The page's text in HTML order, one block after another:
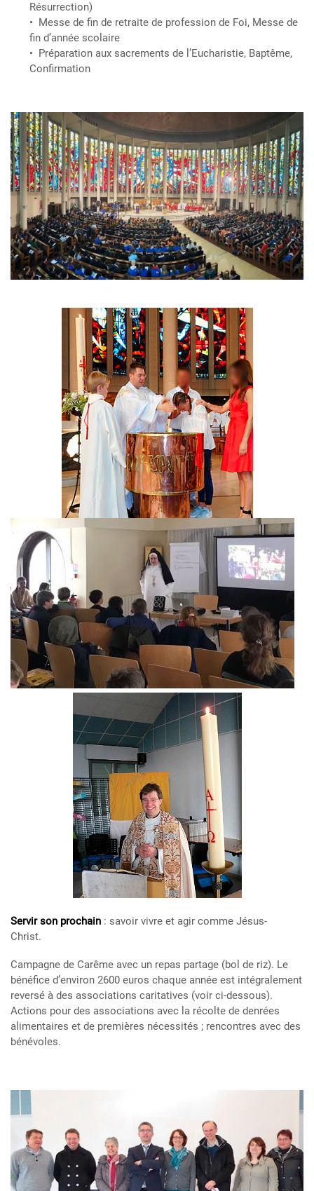
Résurrection)
Messe de fin de retraite de profession de Foi, Messe de
fin d’année scolaire
Préparation aux sacrements de l’Eucharistie, Baptême,
Confirmation
Servir son prochain : savoir vivre et agir comme Jésus-
Christ.
Campagne de Carême avec un repas partage (bol de riz). Le
bénéfice d’environ 2600 euros chaque année est intégralement
reversé à des associations caritatives (voir ci-dessous).
Actions pour des associations avec la récolte de denrées
alimentaires et de premières nécessités ; rencontres avec des
bénévoles.